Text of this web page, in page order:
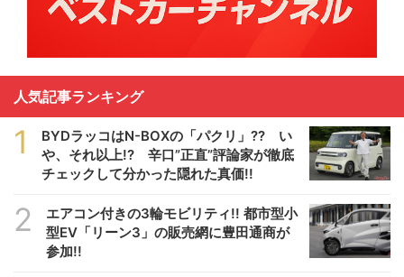
人気記事ランキング
1
BYDラッコはN-BOXの「パクリ」?? い
や、それ以上!? 辛口”正直”評論家が徹底
チェックして分かった隠れた真価!!
2
エアコン付きの3輪モビリティ!! 都市型小
型EV「リーン3」の販売網に豊田通商が
参加!!